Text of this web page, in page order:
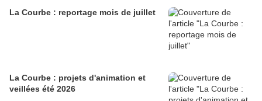
La Courbe : reportage mois de juillet
La Courbe : projets d'animation et
veillées été 2026